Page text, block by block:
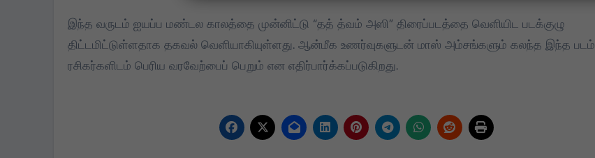
இந்த வருடம் ஐயப்ப மண்டல காலத்தை முன்னிட்டு “தத் த்வம் அஸி” திரைப்படத்தை வெளியிட படக்குழு
திட்டமிட்டுள்ளதாக தகவல் வெளியாகியுள்ளது. ஆன்மீக உணர்வுகளுடன் மாஸ் அம்சங்களும் கலந்த இந்த படம்
ரசிகர்களிடம் பெரிய வரவேற்பைப் பெறும் என எதிர்பார்க்கப்படுகிறது.